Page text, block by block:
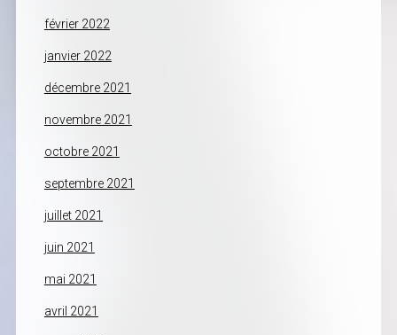
février 2022
janvier 2022
décembre 2021
novembre 2021
octobre 2021
septembre 2021
juillet 2021
juin 2021
mai 2021
avril 2021